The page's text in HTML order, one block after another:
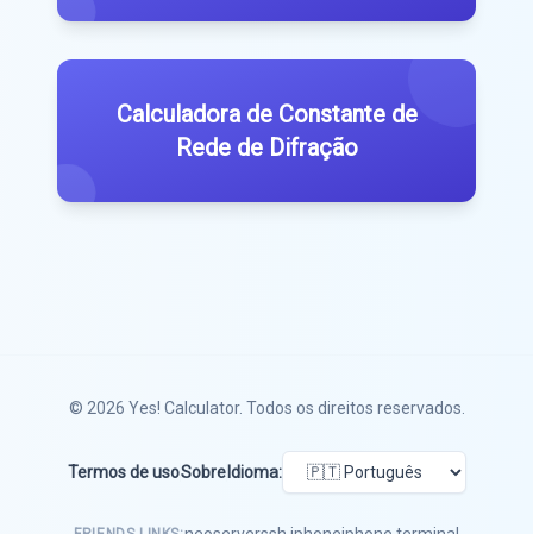
Calculadora de Constante de
Rede de Difração
© 2026 Yes! Calculator. Todos os direitos reservados.
Termos de usoSobre Idioma: